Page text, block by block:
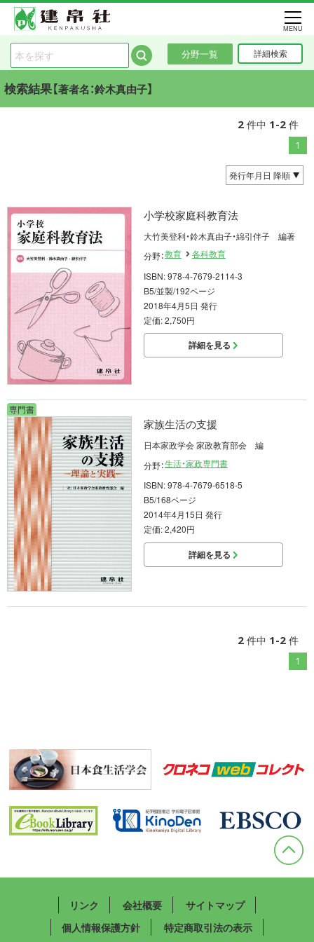
分野一覧 詳細検索
MENU
検索結果【著者名：鈴木真由子】
2件中 1-2件
1
小学校家庭科教育法
大竹美登利・鈴木真由子・綿引伴子 編著
分野：教育
各科教育
ISBN: 978-4-7679-2114-3
B5/並製/192ページ
2018年4月5日 発行
定価: 2,750円
詳細を見る
専門書
家族生活の支援
日本家政学会 家政教育部会 編
分野：生活・家政専門書
ISBN: 978-4-7679-6518-5
B5/168ページ
2014年4月15日 発行
定価: 2,420円
詳細を見る
2件中 1-2件
1
リンク 会社概要
サイトマップ
個人情報保護方針
特定商取引法の表示